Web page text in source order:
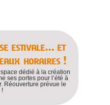
estivale… et
horaires !
dédié à la création
ses portes pour l’été à
Réouverture prévue le
!